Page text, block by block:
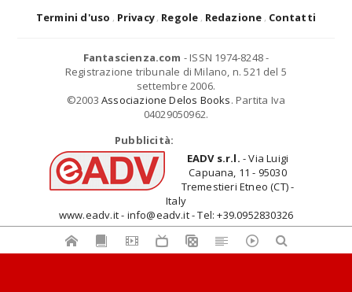
Termini d'uso Privacy Regole Redazione Contatti
Fantascienza.com - ISSN 1974-8248 -
Registrazione tribunale di Milano, n. 521 del 5
settembre 2006.
©2003 Associazione Delos Books. Partita Iva
04029050962.
Pubblicità:
EADV s.r.l. - Via Luigi
Capuana, 11 - 95030
Tremestieri Etneo (CT) -
Italy
www.eadv.it - info@eadv.it - Tel: +39.0952830326